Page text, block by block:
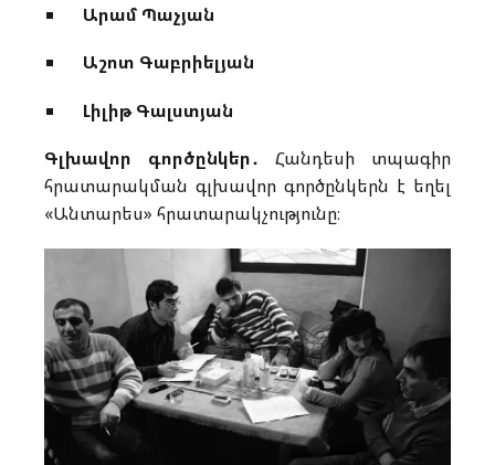
Արամ Պաչյան
Աշոտ Գաբրիելյան
Լիլիթ Գալստյան
Գլխավոր գործընկեր․ Հանդեսի տպագիր
հրատարակման գլխավոր գործընկերն է եղել
«Անտարես» հրատարակչությունը։